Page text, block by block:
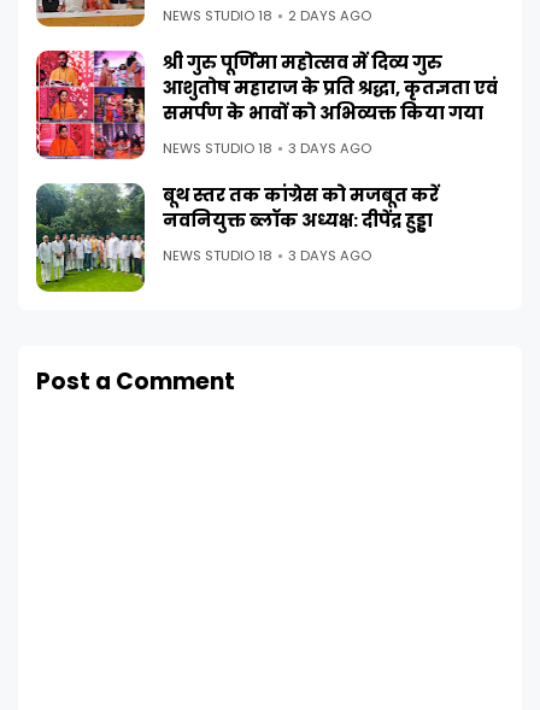
NEWS STUDIO 18 2 DAYS AGO
श्री गुरु पूर्णिमा महोत्सव में दिव्य गुरु
आशुतोष महाराज के प्रति श्रद्धा, कृतज्ञता एवं
समर्पण के भावों को अभिव्यक्त किया गया
NEWS STUDIO 18 3 DAYS AGO
बूथ स्तर तक कांग्रेस को मजबूत करें
नवनियुक्त ब्लॉक अध्यक्ष: दीपेंद्र हुड्डा
NEWS STUDIO 18 3 DAYS AGO
Post a Comment